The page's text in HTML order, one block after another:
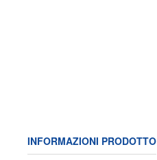
INFORMAZIONI PRODOTTO